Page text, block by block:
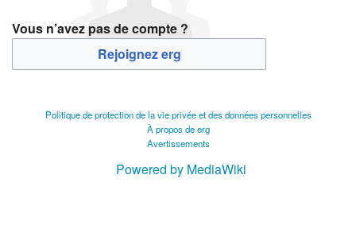
Vous n’avez pas de compte ?
Rejoignez erg
Politique de protection de la vie privée et des données personnelles
À propos de erg
Avertissements
Powered by MediaWiki